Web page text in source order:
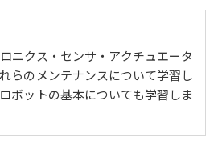
識とメンテナンス～アクチュエー
類と特徴 / ソレノイド / 空気圧シリ
テッピングモーター / ACモータ / ア
故障
ニクス・センサ・アクチュエータ
らのメンテナンスについて学習し
ボットの基本についても学習しま